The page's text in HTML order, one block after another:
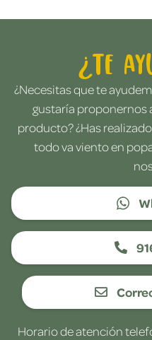
¿Te
¿Necesitas que te
gustaría proponernos
producto? ¿Has
todo va viento en
Horario de atención